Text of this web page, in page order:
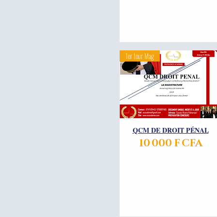
Aperçu rapide
1er tour Mag
QCM DE DROIT PÉNAL
Prix
10 000 F CFA